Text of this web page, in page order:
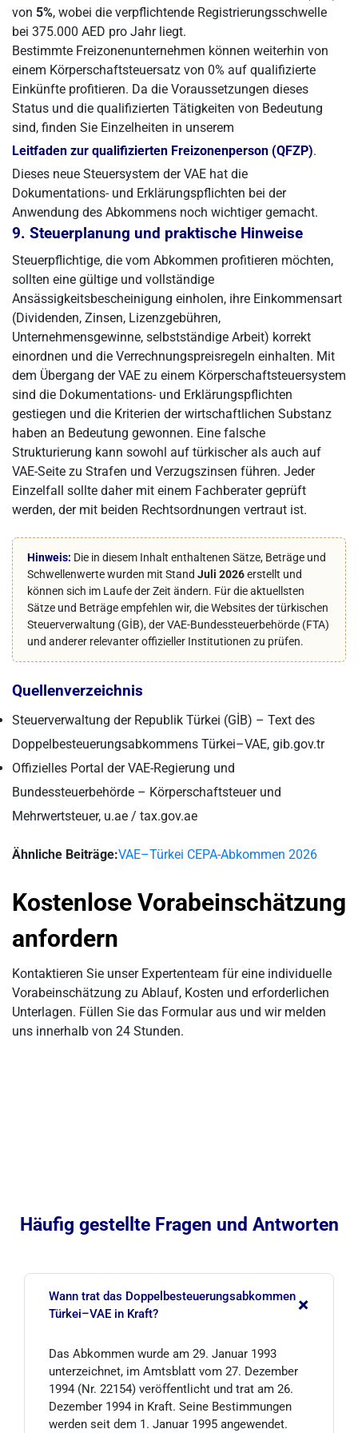
von 5%, wobei die verpflichtende Registrierungsschwelle
bei 375.000 AED pro Jahr liegt.
Bestimmte Freizonenunternehmen können weiterhin von
einem Körperschaftsteuersatz von 0% auf qualifizierte
Einkünfte profitieren. Da die Voraussetzungen dieses
Status und die qualifizierten Tätigkeiten von Bedeutung
sind, finden Sie Einzelheiten in unserem
Leitfaden zur qualifizierten Freizonenperson (QFZP).
Dieses neue Steuersystem der VAE hat die
Dokumentations- und Erklärungspflichten bei der
Anwendung des Abkommens noch wichtiger gemacht.
9. Steuerplanung und praktische Hinweise
Steuerpflichtige, die vom Abkommen profitieren möchten,
sollten eine gültige und vollständige
Ansässigkeitsbescheinigung einholen, ihre Einkommensart
(Dividenden, Zinsen, Lizenzgebühren,
Unternehmensgewinne, selbstständige Arbeit) korrekt
einordnen und die Verrechnungspreisregeln einhalten. Mit
dem Übergang der VAE zu einem Körperschaftsteuersystem
sind die Dokumentations- und Erklärungspflichten
gestiegen und die Kriterien der wirtschaftlichen Substanz
haben an Bedeutung gewonnen. Eine falsche
Strukturierung kann sowohl auf türkischer als auch auf
VAE-Seite zu Strafen und Verzugszinsen führen. Jeder
Einzelfall sollte daher mit einem Fachberater geprüft
werden, der mit beiden Rechtsordnungen vertraut ist.
Hinweis: Die in diesem Inhalt enthaltenen Sätze, Beträge und
Schwellenwerte wurden mit Stand Juli 2026erstellt und
können sich im Laufe der Zeit ändern. Für die aktuellsten
Sätze und Beträge empfehlen wir, die Websites der türkischen
Steuerverwaltung (GİB), der VAE-Bundessteuerbehörde (FTA)
und anderer relevanter offizieller Institutionen zu prüfen.
Quellenverzeichnis
Steuerverwaltung der Republik Türkei (GİB) – Text des
Doppelbesteuerungsabkommens Türkei–VAE, gib.gov.tr
Offizielles Portal der VAE-Regierung und
Bundessteuerbehörde – Körperschaftsteuer und
Mehrwertsteuer, u.ae / tax.gov.ae
Ähnliche Beiträge:VAE–Türkei CEPA-Abkommen 2026
Kostenlose Vorabeinschätzung
anfordern
Kontaktieren Sie unser Expertenteam für eine individuelle
Vorabeinschätzung zu Ablauf, Kosten und erforderlichen
Unterlagen. Füllen Sie das Formular aus und wir melden
uns innerhalb von 24 Stunden.
Häufig gestellte Fragen und Antworten
Wann trat das Doppelbesteuerungsabkommen
Türkei–VAE in Kraft?
+
Das Abkommen wurde am 29. Januar 1993
unterzeichnet, im Amtsblatt vom 27. Dezember
1994 (Nr. 22154) veröffentlicht und trat am 26.
Dezember 1994 in Kraft. Seine Bestimmungen
werden seit dem 1. Januar 1995 angewendet.